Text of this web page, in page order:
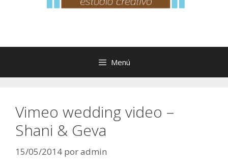
Menú
Vimeo wedding video –
Shani & Geva
15/05/2014 poradmin